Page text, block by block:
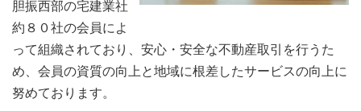
胆振西部の宅建業社
約８０社の会員によ
って組織されており、安心・安全な不動産取引を行うた
め、会員の資質の向上と地域に根差したサービスの向上に
努めております。